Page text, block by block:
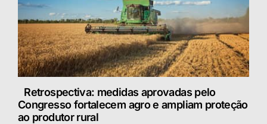
Retrospectiva: medidas aprovadas pelo
Congresso fortalecem agro e ampliam proteção
ao produtor rural